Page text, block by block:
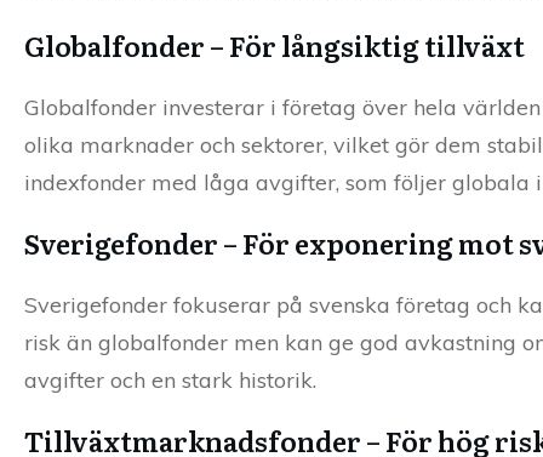
Globalfonder – För långsiktig tillväxt
Globalfonder investerar i företag över hela
olika marknader och sektorer, vilket gör dem
indexfonder med låga avgifter, som följer globala
Sverigefonder – För exponering mot
Sverigefonder fokuserar på svenska företag och
risk än globalfonder men kan ge god avkastning
avgifter och en stark historik.
Tillväxtmarknadsfonder – För hög